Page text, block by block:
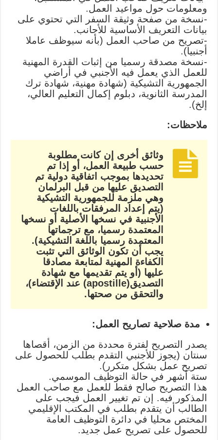
ومعلومات حول مواعيد العمل.
-نسخة من صفحة وثيقة السفر التي تحتوي على
بيانات التعريف الأساسية للأجانب.
-تصريح من صاحب العمل (بأنه سيوظف عاملا
أجنبيا).
-نسخة مصدقة رسميا من إثبات القدرة المهنية
للعمل الذي يعمل فيه الأجنبي في أراضي
الجمهورية التشيكية (شهادة مهنية، شهادة ترك
المدرسة الثانوية، دبلوم إكمال التعليم العالي،
إلخ).
ملاحظات:
وثائق أخرى إن كانت مطلوبة
حسب طبيعة العمل، أو إذا تم
تحديدها بموجب اتفاقية دولية تم
التصديق عليها من قبل البرلمان
وهي ملزمة للجمهورية التشيكية
(يتم إعداد المرفقات باللغات
الأجنبية في نسخها الأصلية أو نسخها
المعتمدة رسميا، مع ترجماتها
المعتمدة رسميا باللغة التشيكية).
يجب أن تكون الوثائق التي تثبت
الكفاءة المهنية لمتابعة مصادقا
عليها (أو يتم تقديمها مع شهادة
التصديق(apostille) عند الإقتضاء)،
والتحقق من صحتها.
مدة صلاحية تصاريح العمل:
يصدر التصريح لفترة محددة من الزمن، أقصاها
سنتان (يجوز للأجنبي التقدم بطلب للحصول على
تصريح عمل بشكل متكرر).
ستة أشهر في حالة التوظيف الموسمي.
هذا التصريح صالح فقط للعمل مع صاحب العمل
المذكور فيه. إن تم تغيير العمل فيجب على
الطالب أن يتقدم بطلب في المكتب الإقليمي
المختص محليا في دائرة التوظيف العامة
للحصول على تصريح عمل جديد.